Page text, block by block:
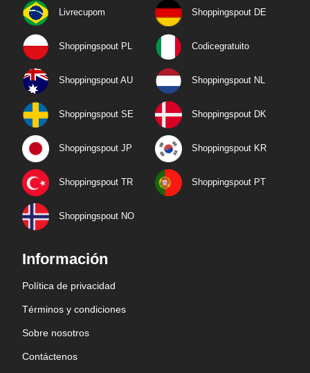
Livrecupom Shoppingspout DE
Shoppingspout PL Codicegratuito
Shoppingspout AU Shoppingspout NL
Shoppingspout SE Shoppingspout DK
Shoppingspout JP Shoppingspout KR
Shoppingspout TR Shoppingspout PT
Shoppingspout NO
Información
Política de privacidad
Términos y condiciones
Sobre nosotros
Contáctenos